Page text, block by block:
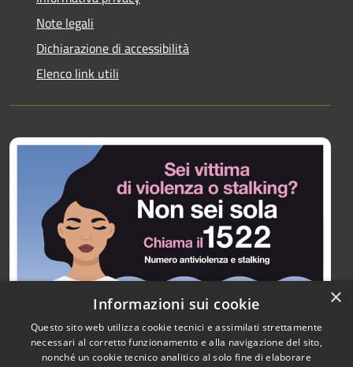
Note legali
Dichiarazione di accessibilità
Elenco link utili
×
Informazioni sui cookie
Questo sito web utilizza cookie tecnici e assimilati strettamente
necessari al corretto funzionamento e alla navigazione del sito,
nonché un cookie tecnico analitico al solo fine di elaborare